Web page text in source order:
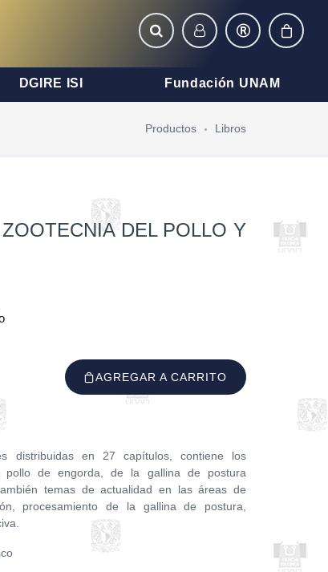
DGIRE ISI Fundación UNAM
Productos Libros
DEL POLLO Y
AGREGAR A CARRITO
distribuidas en 27 capítulos, contiene los
pollo de engorda, de la gallina de postura
temas de actualidad en las áreas de
procesamiento de la gallina de postura,